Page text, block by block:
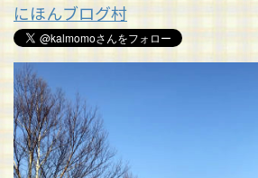
にほんブログ村